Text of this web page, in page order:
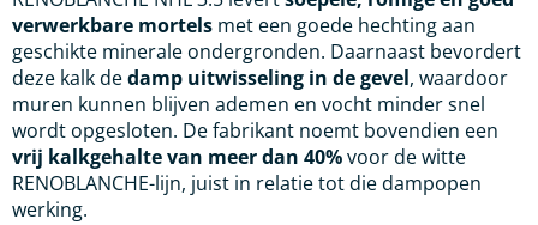
verwerkbare mortels met een goede hechting aan
geschikte minerale ondergronden. Daarnaast bevordert
deze kalk dedamp uitwisseling in de gevel, waardoor
muren kunnen blijven ademen en vocht minder snel
wordt opgesloten. De fabrikant noemt bovendien een
vrij kalkgehalte van meer dan 40%voor de witte
RENOBLANCHE-lijn, juist in relatie tot die dampopen
werking.